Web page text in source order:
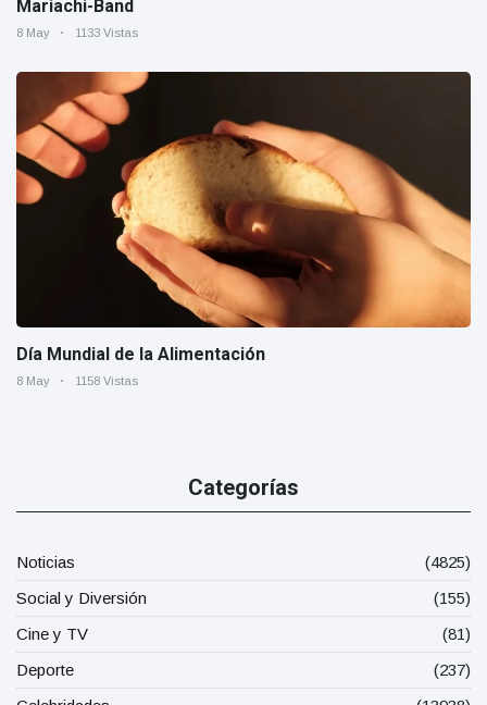
Mariachi-Band
8 May 1133 Vistas
Día Mundial de la Alimentación
8 May 1158 Vistas
Categorías
Noticias
(4825)
Social y Diversión
(155)
Cine y TV
(81)
Deporte
(237)